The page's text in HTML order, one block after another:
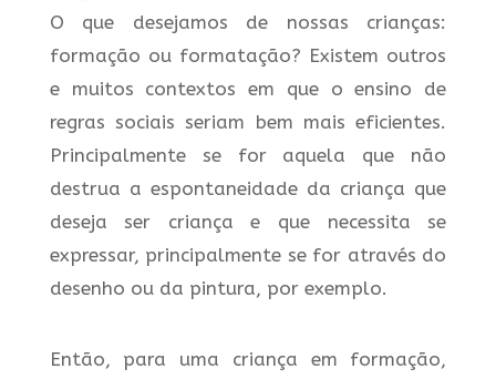
O que desejamos de nossas crianças:
formação ou formatação? Existem outros
e muitos contextos em que o ensino de
regras sociais seriam bem mais eficientes.
Principalmente se for aquela que não
destrua a espontaneidade da criança que
deseja ser criança e que necessita se
expressar, principalmente se for através do
desenho ou da pintura, por exemplo.
Então, para uma criança em formação,